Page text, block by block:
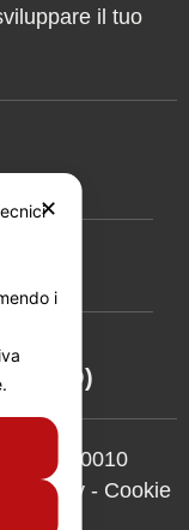
il tuo
Policy - Cookie
✕
i